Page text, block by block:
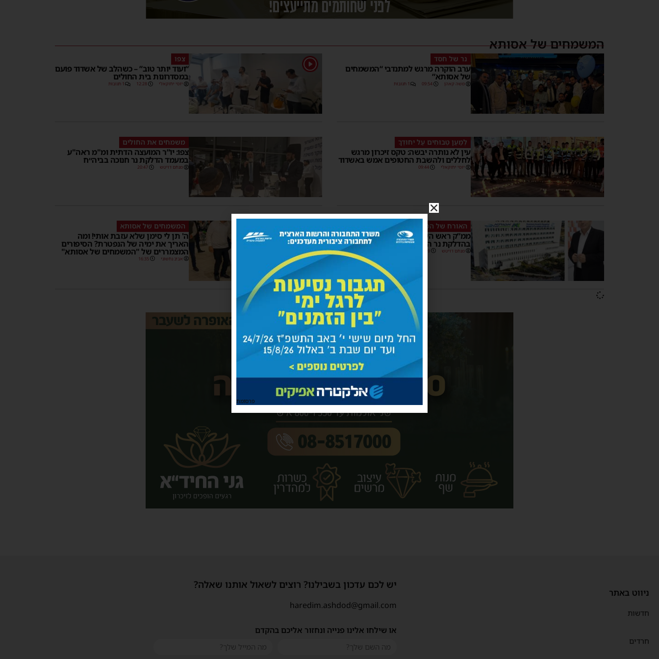
המשמחים של אסותא
נר של חסד
ערב הוקרה מרגש למתנדבי “המשמחים
של אסותא”
משה קאהן 09:54 1 תגובות
1 צפו
“ועוד יותר טוב” – כשהלב של אשדוד פועם
במסדרונות בית החולים
יוסי יחזקאלי 12:28 1 תגובות
לְמַעַן טְבוּחִים עַל יִחוּדֶךָ
עין לא נותרה יבשה: טקס זיכרון מרגש
לחללים ולהשבת החטופים אמש באשדוד
יוסי יחזקאלי 09:44
משמחים את החולים
צפו: יו”ר המועצה הדתית ומ"מ ראה"ע
במעמד הדלקת נר חנוכה בביה״ח
מנחם דויטש 20:47
האורח של המשמחים באסותא
ממ”ק ראש העיר אבי אמסלם יכובד
בהדלקת נר החנוכה בביה”ח
מנחם דויטש 21:29
המשמחים של אסותא
ה' תן לי סימן שלא עזבת אותי! ומה
האריך את ימיה של הנפטרת? הסיפורים
המצמררים של "המשמחים של אסותא"
אביב נחשוני 16:35
ניווט באתר
חדשות
חרדים
יש לכם עדכון בשבילנו? רוצים לשאול אותנו שאלה?
haredim.ashdod@gmail.com
או שילחו אלינו פנייה ונחזור אליכם בהקדם
פרסומת